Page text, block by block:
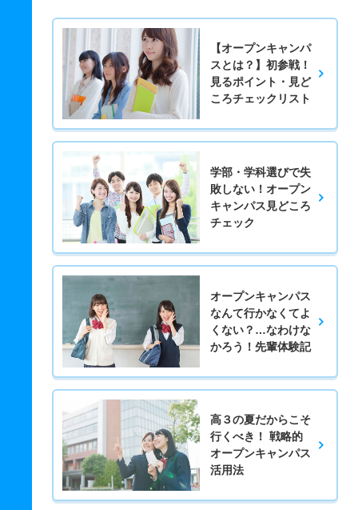
【オープンキャンパ
スとは？】初参戦！
見るポイント・見ど
ころチェックリスト
学部・学科選びで失
敗しない！オープン
キャンパス見どころ
チェック
オープンキャンパス
なんて行かなくてよ
くない？…なわけな
かろう！先輩体験記
高３の夏だからこそ
行くべき！ 戦略的
オープンキャンパス
活用法